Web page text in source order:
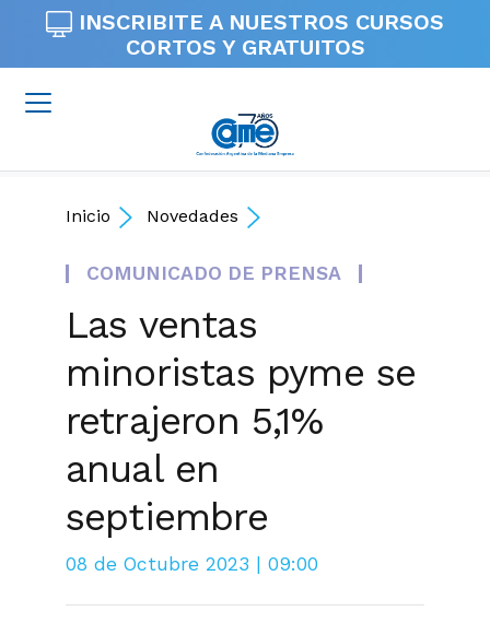
INSCRIBITE A NUESTROS CURSOS
CORTOS Y GRATUITOS
Inicio Novedades
COMUNICADO DE PRENSA
Las ventas
minoristas pyme se
retrajeron 5,1%
anual en
septiembre
08 de Octubre 2023 | 09:00